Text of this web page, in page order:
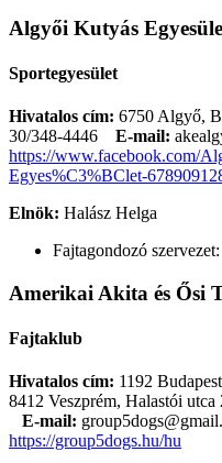
Algyői Kutyás
Sportegyesület
Hivatalos cím: 6750 Algyő,
30/348-4446
E-mail:
https://www.facebook.com/
Egyes%C3%BClet-
Elnök: Halász Helga
Fajtagondozó szervezet:
Amerikai Akita és Ősi
Fajtaklub
Hivatalos cím: 1192
8412 Veszprém, Halastói utca
E-mail:
https://group5dogs.hu/hu